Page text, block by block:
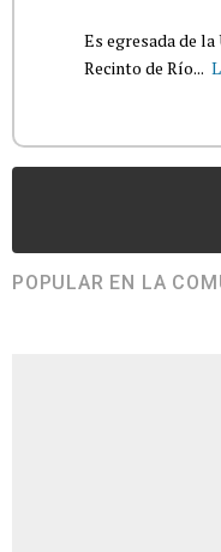
Es egresada de
Recinto de Río...
POPULAR EN LA